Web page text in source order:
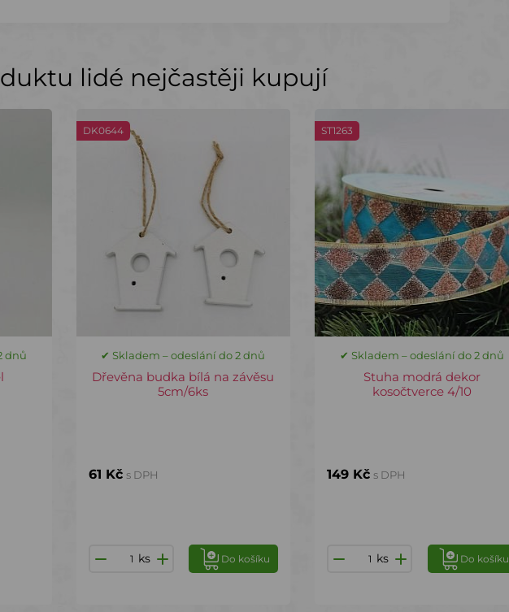
lidé nejčastěji kupují
dnů
DK0644
✔ Skladem – odeslání do 2 dnů
Dřevěna budka bílá na závěsu
5cm/6ks
61 Kč s DPH
ks Do košíku
ST1263
✔ Skladem – odeslání do 2 dnů
Stuha modrá dekor
kosočtverce 4/10
149 Kč s DPH
ks Do košíku